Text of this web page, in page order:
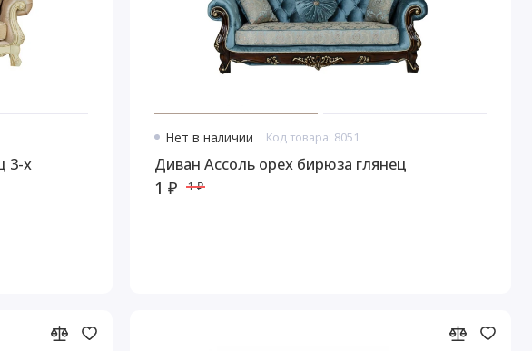
3-х
Нет в наличии Код товара: 8051
Диван Ассоль орех бирюза глянец
1 ₽ 1 ₽